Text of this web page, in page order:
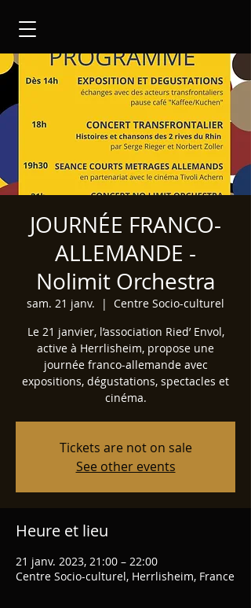
JOURNÉE FRANCO-
ALLEMANDE -
Nolimit Orchestra
sam. 21 janv.
  |
Centre Socio-culturel
Le 21 janvier, l’association Ried’ Envol,
active à Herrlisheim, propose une
journée franco-allemande avec
expositions, dégustations, spectacles et
cinéma.
Tickets are not on sale
See other events
Heure et lieu
21 janv. 2023, 21:00 – 22:00
Centre Socio-culturel, Herrlisheim, France